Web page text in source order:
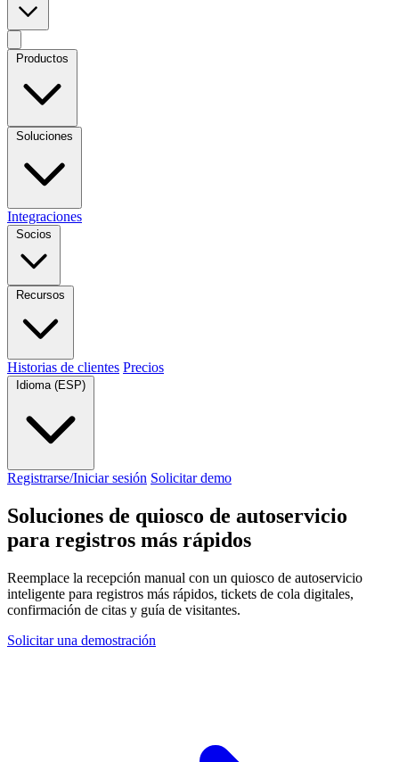
Productos
Soluciones
Integraciones
Socios
Recursos
Historias de clientes Precios
Idioma (ESP)
Registrarse/Iniciar sesión Solicitar demo
Soluciones de quiosco de autoservicio
para registros más rápidos
Reemplace la recepción manual con un quiosco de autoservicio
inteligente para registros más rápidos, tickets de cola digitales,
confirmación de citas y guía de visitantes.
Solicitar una demostración